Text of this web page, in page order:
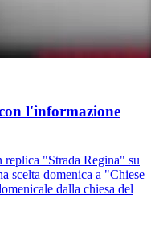
l'informazione
replica "Strada Regina" su
scelta domenica a "Chiese
dalla chiesa del